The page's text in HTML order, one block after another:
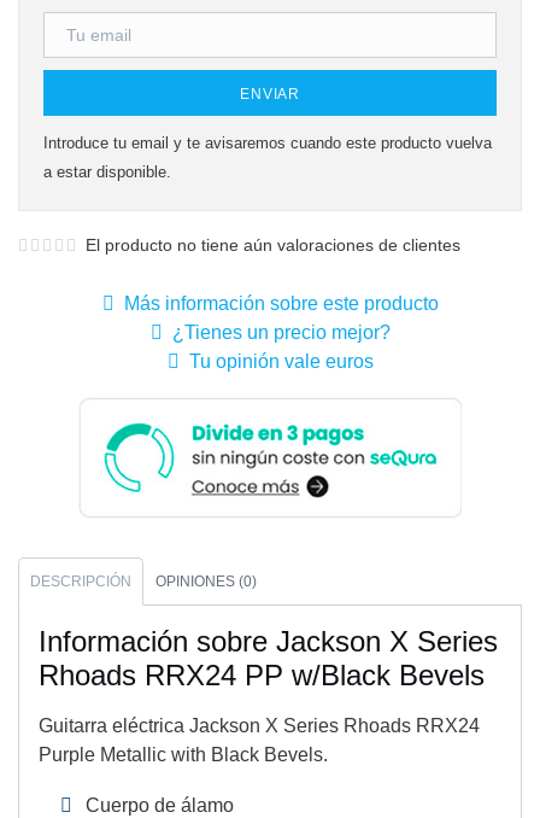
ENVIAR
Introduce tu email y te avisaremos cuando este producto vuelva
a estar disponible.
El producto no tiene aún valoraciones de clientes
Más información sobre este producto
¿Tienes un precio mejor?
Tu opinión vale euros
DESCRIPCIÓN OPINIONES (0)
Información sobre Jackson X Series
Rhoads RRX24 PP w/Black Bevels
Guitarra eléctrica Jackson X Series Rhoads RRX24
Purple Metallic with Black Bevels.
Cuerpo de álamo